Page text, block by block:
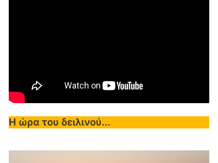
Η ώρα του δειλινού...